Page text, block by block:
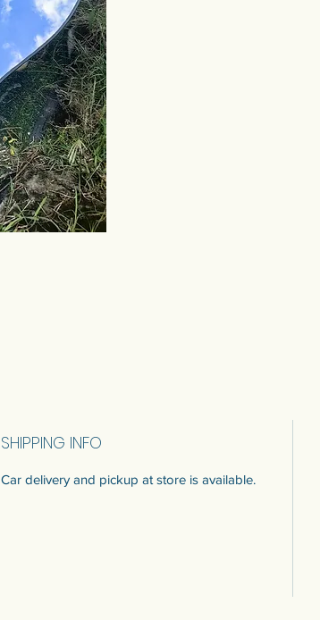
SHIPPING INFO
Car delivery and pickup at store is available.